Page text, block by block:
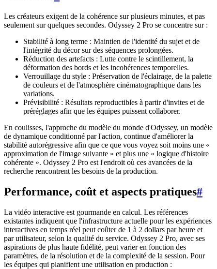
Les créateurs exigent de la cohérence sur plusieurs minutes, et pas
seulement sur quelques secondes. Odyssey 2 Pro se concentre sur :
Stabilité à long terme : Maintien de l'identité du sujet et de
l'intégrité du décor sur des séquences prolongées.
Réduction des artefacts : Lutte contre le scintillement, la
déformation des bords et les incohérences temporelles.
Verrouillage du style : Préservation de l'éclairage, de la palette
de couleurs et de l'atmosphère cinématographique dans les
variations.
Prévisibilité : Résultats reproductibles à partir d'invites et de
préréglages afin que les équipes puissent collaborer.
En coulisses, l'approche du modèle du monde d'Odyssey, un modèle
de dynamique conditionné par l'action, continue d'améliorer la
stabilité autorégressive afin que ce que vous voyez soit moins une «
approximation de l'image suivante » et plus une « logique d'histoire
cohérente ». Odyssey 2 Pro est l'endroit où ces avancées de la
recherche rencontrent les besoins de la production.
Performance, coût et aspects pratiques#
La vidéo interactive est gourmande en calcul. Les références
existantes indiquent que l'infrastructure actuelle pour les expériences
interactives en temps réel peut coûter de 1 à 2 dollars par heure et
par utilisateur, selon la qualité du service. Odyssey 2 Pro, avec ses
aspirations de plus haute fidélité, peut varier en fonction des
paramètres, de la résolution et de la complexité de la session. Pour
les équipes qui planifient une utilisation en production :